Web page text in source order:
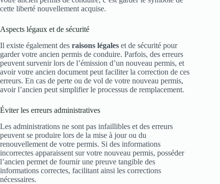
cette liberté nouvellement acquise.
Aspects légaux et de sécurité
Il existe également des raisons légales et de sécurité pour
garder votre ancien permis de conduire. Parfois, des erreurs
peuvent survenir lors de l’émission d’un nouveau permis, et
avoir votre ancien document peut faciliter la correction de ces
erreurs. En cas de perte ou de vol de votre nouveau permis,
avoir l’ancien peut simplifier le processus de remplacement.
Éviter les erreurs administratives
Les administrations ne sont pas infaillibles et des erreurs
peuvent se produire lors de la mise à jour ou du
renouvellement de votre permis. Si des informations
incorrectes apparaissent sur votre nouveau permis, posséder
l’ancien permet de fournir une preuve tangible des
informations correctes, facilitant ainsi les corrections
nécessaires.